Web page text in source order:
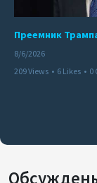
Преемник
8/6/2026
209 Views • 6 Likes • 0